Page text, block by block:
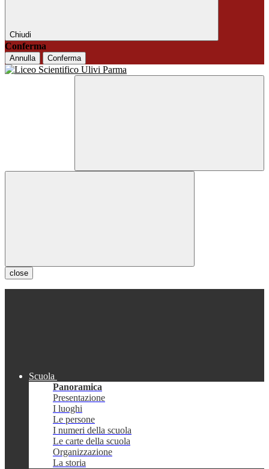
Chiudi
Conferma
Annulla Conferma
close
Scuola
Panoramica
Presentazione
I luoghi
Le persone
I numeri della scuola
Le carte della scuola
Organizzazione
La storia